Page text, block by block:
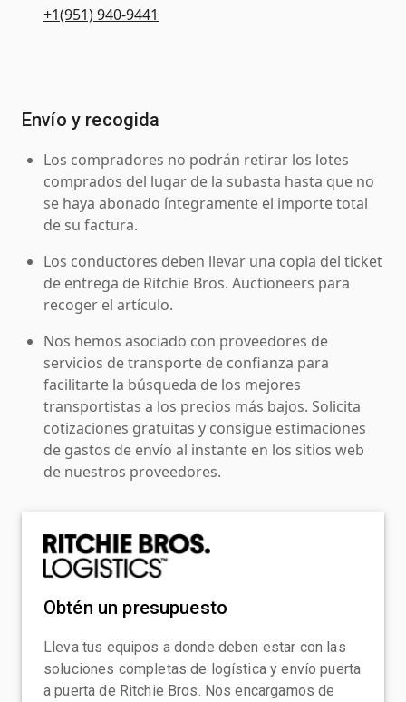
+1(951) 940-9441
Envío y recogida
Los compradores no podrán retirar los lotes
comprados del lugar de la subasta hasta que no
se haya abonado íntegramente el importe total
de su factura.
Los conductores deben llevar una copia del ticket
de entrega de Ritchie Bros. Auctioneers para
recoger el artículo.
Nos hemos asociado con proveedores de
servicios de transporte de confianza para
facilitarte la búsqueda de los mejores
transportistas a los precios más bajos. Solicita
cotizaciones gratuitas y consigue estimaciones
de gastos de envío al instante en los sitios web
de nuestros proveedores.
Obtén un presupuesto
Lleva tus equipos a donde deben estar con las
soluciones completas de logística y envío puerta
a puerta de Ritchie Bros. Nos encargamos de